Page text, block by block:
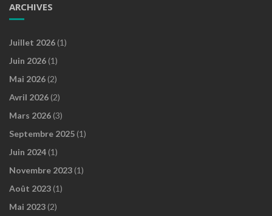
ARCHIVES
Juillet 2026 (1)
Juin 2026 (1)
Mai 2026 (2)
Avril 2026 (2)
Mars 2026 (3)
Septembre 2025 (1)
Juin 2024 (1)
Novembre 2023 (1)
Août 2023 (1)
Mai 2023 (2)